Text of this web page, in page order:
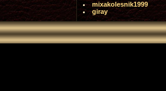
mixakolesnik1999
giray